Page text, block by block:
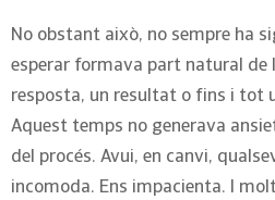
No obstant això, no sempre ha
esperar formava part natural de
resposta, un resultat o fins i tot
Aquest temps no generava
del procés. Avui, en canvi,
incomoda. Ens impacienta. I